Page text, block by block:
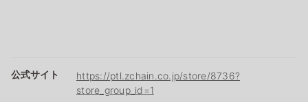
公式サイト
https://ptl.zchain.co.jp/store/8736?
store_group_id=1